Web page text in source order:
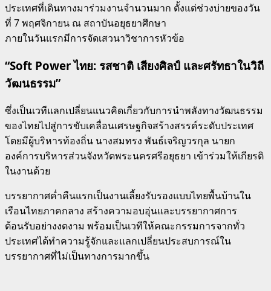
ประเทศที่เดินทางมาร่วมงานจำนวนมาก ตั้งแต่ช่วงบ่ายของวัน
ที่ 7 พฤศจิกายน ณ สถาบันอยุธยาศึกษา
ภายในวันแรกมีการจัดเสวนาวิชาการหัวข้อ
“Soft Power ไทย: รสชาติ เสียงศิลป์ และศรัทธาในวิถี
วัฒนธรรม”
ซึ่งเป็นเวทีแลกเปลี่ยนแนวคิดเกี่ยวกับการนำพลังทางวัฒนธรรม
ของไทยไปสู่การขับเคลื่อนเศรษฐกิจสร้างสรรค์ระดับประเทศ
โดยมีผู้บริหารท้องถิ่น นางสมทรง พันธ์เจริญวรกุล นายก
องค์การบริหารส่วนจังหวัดพระนครศรีอยุธยา เข้าร่วมให้เกียรติ
ในงานด้วย
บรรยากาศค่ำคืนแรกเป็นงานเลี้ยงรับรองแบบไทยพื้นบ้านใน
เรือนไทยภาคกลาง สร้างความอบอุ่นและบรรยากาศการ
ต้อนรับอย่างงดงาม พร้อมเป็นเวทีให้คณะกรรมการจากทั่ว
ประเทศได้ทำความรู้จักและแลกเปลี่ยนประสบการณ์ใน
บรรยากาศที่ไม่เป็นทางการมากขึ้น